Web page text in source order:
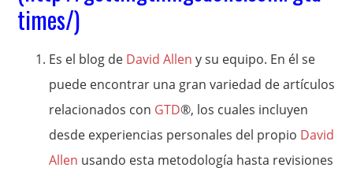
times/)
Es el blog de David Allen y su equipo. En él se
puede encontrar una gran variedad de artículos
relacionados con GTD®, los cuales incluyen
desde experiencias personales del propio David
Allen usando esta metodología hasta revisiones